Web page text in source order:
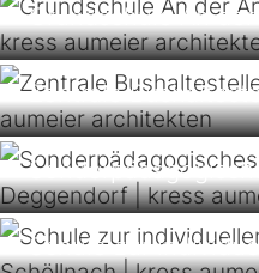
Grundschule An
Zentrale
Schule zur